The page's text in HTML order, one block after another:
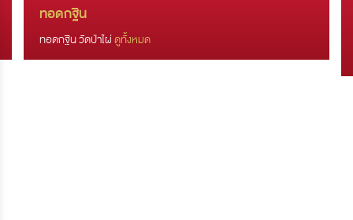
ทอดกฐิน
ทอดกฐิน วัดป่าไผ่ดูทั้งหมด